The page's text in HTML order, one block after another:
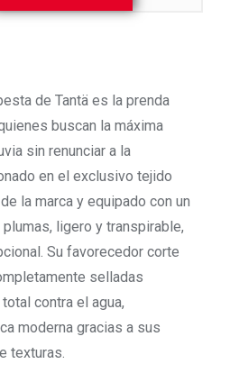
de Tantä es la prenda
buscan la máxima
sin renunciar a la
en el exclusivo tejido
la marca y equipado con un
ligero y transpirable,
Su favorecedor corte
selladas
contra el agua,
moderna gracias a sus
texturas.